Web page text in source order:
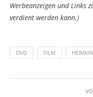
Werbeanzeigen und Links
verdient werden kann.)
DVD FILM